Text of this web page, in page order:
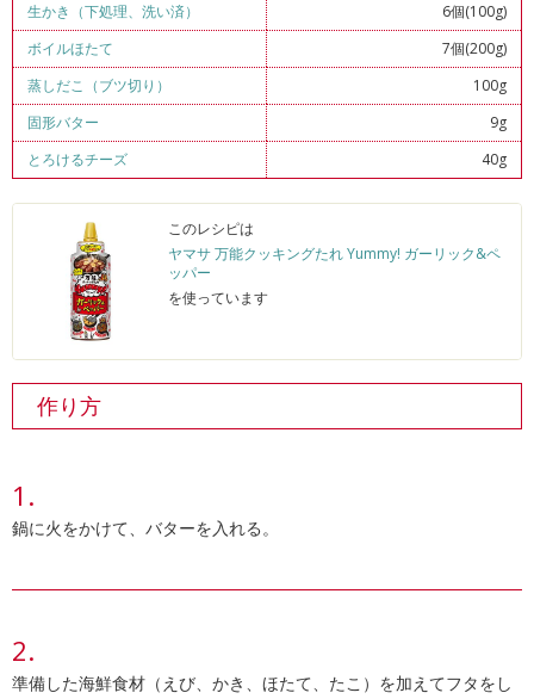
生かき（下処理、洗い済）
6個(100g)
ボイルほたて
7個(200g)
蒸しだこ（ブツ切り）
100g
固形バター
9g
とろけるチーズ
40g
このレシピは
ヤマサ 万能クッキングたれ Yummy! ガーリック&ペ
ッパー
を使っています
作り方
鍋に火をかけて、バターを入れる。
準備した海鮮食材（えび、かき、ほたて、たこ）を加えてフタをし